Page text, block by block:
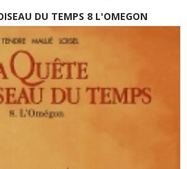
DU TEMPS 8 L'OMEGON